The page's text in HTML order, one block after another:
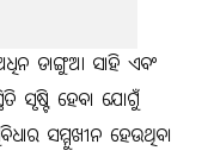
ଡାଙ୍ଗୁଆ ସାହି ଏବଂ
ସୃଷ୍ଟି ହେବା ଯୋଗୁଁ
ସମ୍ମୁଖୀନ ହେଉଥିବା